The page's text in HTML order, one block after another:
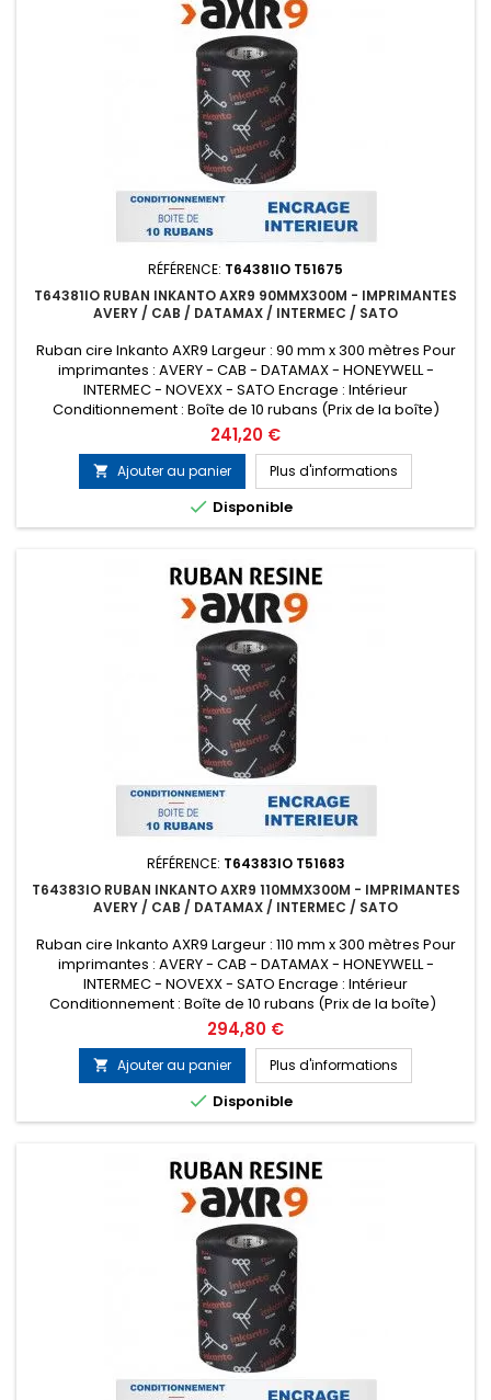
RÉFÉRENCE: T64381IO T51675
T64381IO RUBAN INKANTO AXR9 90MMX300M - IMPRIMANTES
AVERY / CAB / DATAMAX / INTERMEC / SATO
Ruban cire Inkanto AXR9 Largeur : 90 mm x 300 mètres Pour
imprimantes : AVERY - CAB - DATAMAX - HONEYWELL -
INTERMEC - NOVEXX - SATO Encrage : Intérieur
Conditionnement : Boîte de 10 rubans (Prix de la boîte)
ATTENTION : MINIMUM DE COMMANDE 5 BOITES DE 10 RUBANS
Remplace la référence ARMOR T51675
Prix
241,20 €
 Ajouter au panier Plus d'informations
 Disponible
RÉFÉRENCE: T64383IO T51683
T64383IO RUBAN INKANTO AXR9 110MMX300M - IMPRIMANTES
AVERY / CAB / DATAMAX / INTERMEC / SATO
Ruban cire Inkanto AXR9 Largeur : 110 mm x 300 mètres Pour
imprimantes : AVERY - CAB - DATAMAX - HONEYWELL -
INTERMEC - NOVEXX - SATO Encrage : Intérieur
Conditionnement : Boîte de 10 rubans (Prix de la boîte)
Remplace la référence ARMOR T51683
Prix
294,80 €
 Ajouter au panier Plus d'informations
 Disponible